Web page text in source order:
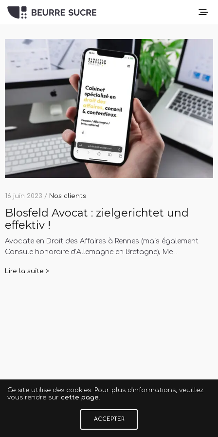
16 juin 2023 / Nos clients
Blosfeld Avocat : zielgerichtet und
effektiv !
Avocate en Droit des Affaires à Rennes (mais également
Consule honoraire d’Allemagne en Bretagne), Me…
Lire la suite >
Ce site utilise des cookies. Pour plus d'informations, veuillez
vous rendre sur cette page.
ACCEPTER